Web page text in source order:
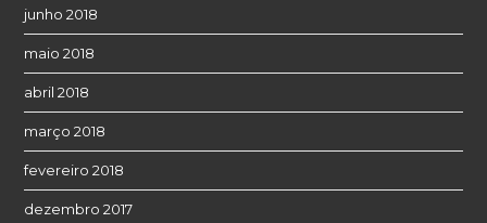
junho 2018
maio 2018
abril 2018
março 2018
fevereiro 2018
dezembro 2017